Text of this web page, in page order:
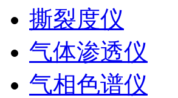
撕裂度仪
气体渗透仪
气相色谱仪